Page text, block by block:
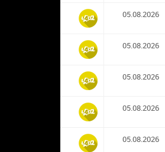
05.08.2026
05.08.2026
05.08.2026
05.08.2026
05.08.2026